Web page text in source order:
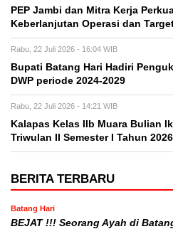
PEP Jambi dan Mitra Kerja
Keberlanjutan Operasi dan
Rabu, 22 Juli 2026 - 16:04 WIB
Bupati Batang Hari Hadiri
DWP periode 2024-2029
Rabu, 22 Juli 2026 - 14:21 WIB
Kalapas Kelas IIb Muara Bulian
Triwulan II Semester I Tahun 2026
BERITA TERBARU
Batang Hari
BEJAT !!! Seorang Ayah di